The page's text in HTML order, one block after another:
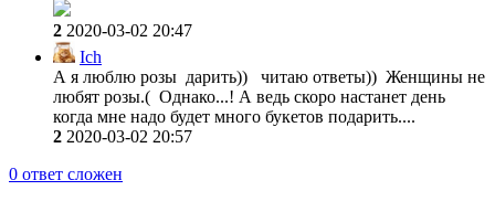
2 2020-03-02 20:47
Ich
А я люблю розы дарить)) читаю ответы)) Женщины не
любят розы.( Однако...! А ведь скоро настанет день
когда мне надо будет много букетов подарить....
2 2020-03-02 20:57
0 ответ сложен